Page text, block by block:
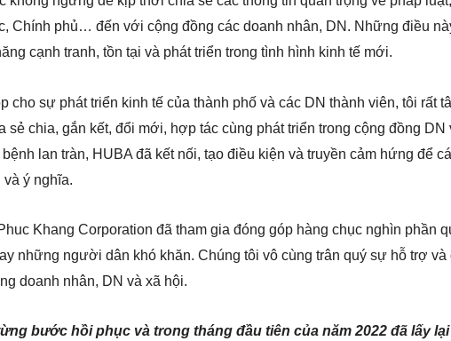
Chính phủ… đến với cộng đồng các doanh nhân, DN. Những điều
cạnh tranh, tồn tại và phát triển trong tình hình kinh tế mới.
cho sự phát triển kinh tế của thành phố và các DN thành viên, tôi rất
sẻ chia, gắn kết, đổi mới, hợp tác cùng phát triển trong cộng đồng
lan tràn, HUBA đã kết nối, tạo điều kiện và truyền cảm hứng để
và ý nghĩa.
Khang Corporation đã tham gia đóng góp hàng chục nghìn phần
những người dân khó khăn. Chúng tôi vô cùng trân quý sự hỗ trợ
doanh nhân, DN và xã hội.
bước hồi phục và trong tháng đầu tiên của năm 2022 đã lấy